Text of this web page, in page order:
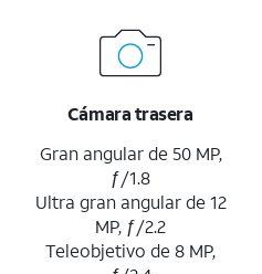
Cámara trasera
Gran angular de 50 MP,
ƒ/1.8
Ultra gran angular de 12
MP, ƒ/2.2
Teleobjetivo de 8 MP,